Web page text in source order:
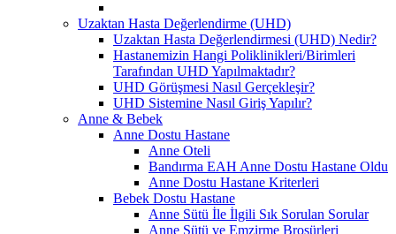
Uzaktan Hasta Değerlendirme (UHD)
Uzaktan Hasta Değerlendirmesi (UHD) Nedir?
Hastanemizin Hangi Poliklinikleri/Birimleri
Tarafından UHD Yapılmaktadır?
UHD Görüşmesi Nasıl Gerçekleşir?
UHD Sistemine Nasıl Giriş Yapılır?
Anne & Bebek
Anne Dostu Hastane
Anne Oteli
Bandırma EAH Anne Dostu Hastane Oldu
Anne Dostu Hastane Kriterleri
Bebek Dostu Hastane
Anne Sütü İle İlgili Sık Sorulan Sorular
Anne Sütü ve Emzirme Broşürleri